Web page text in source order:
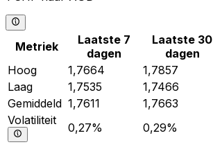
Metriek
Laatste 7
dagen
Laatste 30
dagen
Hoog
1,7664 1,7857
Laag
1,7535 1,7466
Gemiddeld 1,7611 1,7663
Volatiliteit
0,27% 0,29%